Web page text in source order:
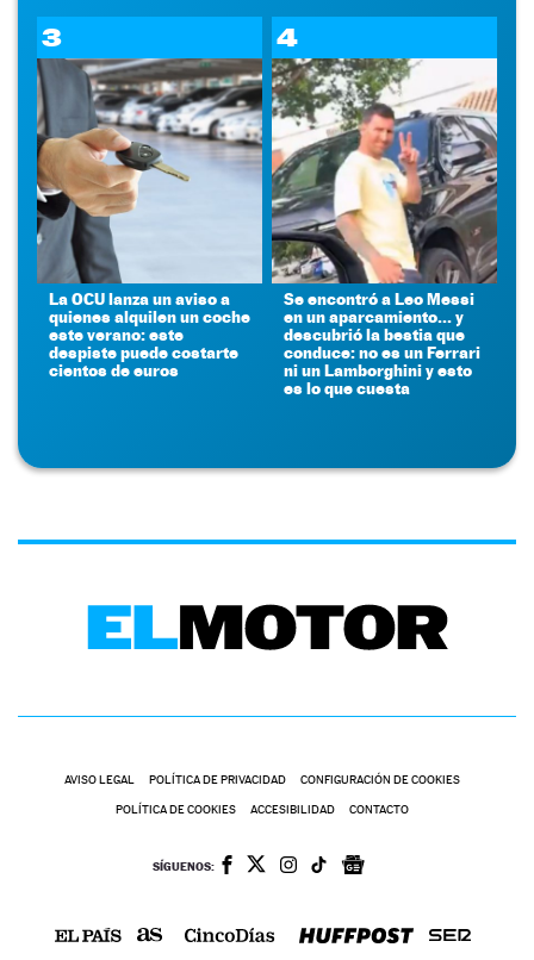
3
La OCU lanza un aviso a
quienes alquilen un coche
este verano: este
despiste puede costarte
cientos de euros
4
Se encontró a Leo Messi
en un aparcamiento... y
descubrió la bestia que
conduce: no es un Ferrari
ni un Lamborghini y esto
es lo que cuesta
AVISO LEGAL POLÍTICA DE PRIVACIDAD CONFIGURACIÓN DE COOKIES
POLÍTICA DE COOKIES ACCESIBILIDAD CONTACTO
SÍGUENOS: